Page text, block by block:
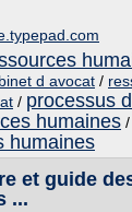
d avocat /
/ processus
humaines /
humaines
et guide
...